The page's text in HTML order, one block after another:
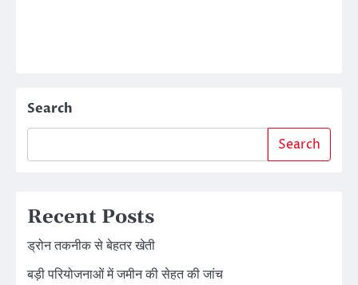
Search
Search
Recent Posts
ड्रोन तकनीक से बेहतर खेती
बड़ी परियोजनाओं में जमीन की सेहत की जांच